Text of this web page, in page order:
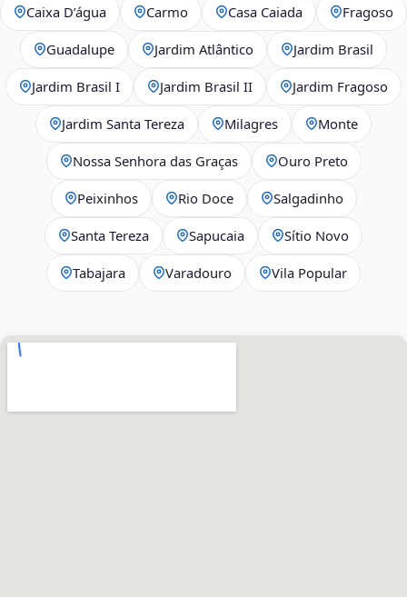
Caixa D’água Carmo Casa Caiada Fragoso
Guadalupe Jardim Atlântico Jardim Brasil
Jardim Brasil I Jardim Brasil II Jardim Fragoso
Jardim Santa Tereza Milagres Monte
Nossa Senhora das Graças Ouro Preto
Peixinhos Rio Doce Salgadinho
Santa Tereza Sapucaia Sítio Novo
Tabajara Varadouro Vila Popular